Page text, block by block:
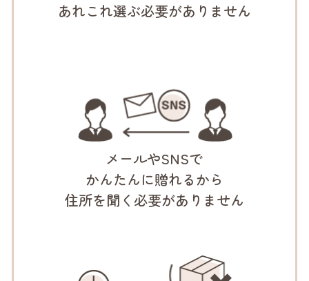
あれこれ選ぶ必要がありません
メールやSNSで
かんたんに贈れるから
住所を聞く必要がありません